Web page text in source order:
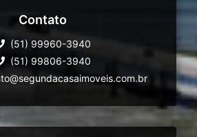
Contato
(51) 99960-3940
(51) 99806-3940